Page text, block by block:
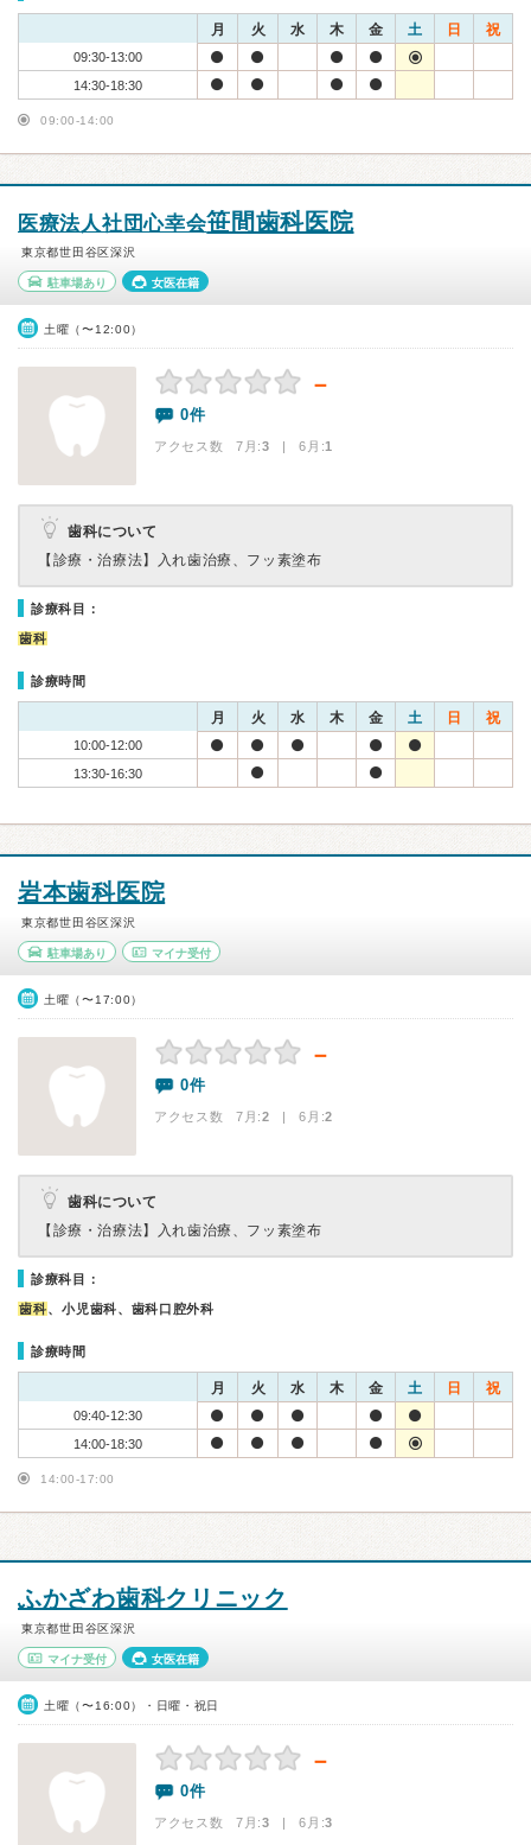
月 火 水 木 金 土 日 祝
09:30-13:00
14:30-18:30
09:00-14:00
医療法人社団心幸会笹間歯科医院
東京都世田谷区深沢
駐車場あり 女医在籍
土曜（〜12:00）
－
0件
アクセス数 7月:3 | 6月:1
歯科について
【診療・治療法】
入れ歯治療、フッ素塗布
診療科目：
歯科
診療時間
月 火 水 木 金 土 日 祝
10:00-12:00
13:30-16:30
岩本歯科医院
東京都世田谷区深沢
駐車場あり マイナ受付
土曜（〜17:00）
－
0件
アクセス数 7月:2 | 6月:2
歯科について
【診療・治療法】
入れ歯治療、フッ素塗布
診療科目：
歯科、小児歯科、歯科口腔外科
診療時間
月 火 水 木 金 土 日 祝
09:40-12:30
14:00-18:30
14:00-17:00
ふかざわ歯科クリニック
東京都世田谷区深沢
マイナ受付 女医在籍
土曜（〜16:00）・日曜・祝日
－
0件
アクセス数 7月:3 | 6月:3